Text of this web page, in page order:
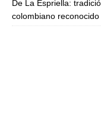
De La Espriella:
colombiano